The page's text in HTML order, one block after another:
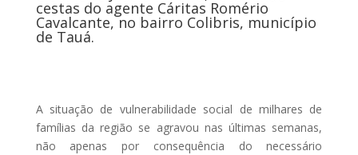
cestas do agente Cáritas Romério
Cavalcante, no bairro Colibris, município
de Tauá.
A situação de vulnerabilidade social de milhares de
famílias da região se agravou nas últimas semanas,
não apenas por consequência do necessário